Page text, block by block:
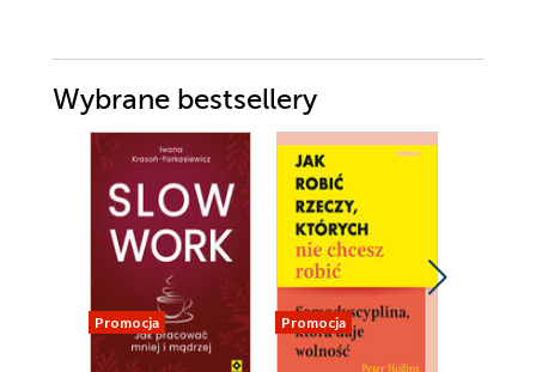
Wybrane bestsellery
Promocja Promocja